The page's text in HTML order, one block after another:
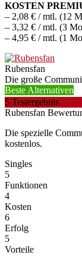
KOSTEN
– 2,08 € / mtl. (12
– 3,32 € / mtl. (3
– 4,95 € / mtl. (1
Rubensfan
Die große
Beste Alternativen
5 Testergebnis
Rubensfan
Die spezielle
kostenlos.
Singles
5
Funktionen
4
Kosten
6
Erfolg
5
Vorteile